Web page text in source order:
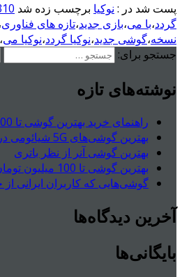
پست شد در : نوکیا برچسب زده شد
گردد،با می،بازی جدید،تازه های فناوری
نسخه،گوشی جدید،نوکیا گردد،نوکیا می،
جستجو برای:
نوشته‌های تازه
راهنمای خرید بهترین گوشی تا 100 میلیون تومان
بهترین گوشی‌های 5G شیائومی در بازار ایران
بهترین گوشی آنر از نظر باتری
بهترین گوشی تا 100 میلیون تومان
گوشی‌هایی که کاربران ایرانی
آخرین دیدگاه‌ها
بایگانی‌ها